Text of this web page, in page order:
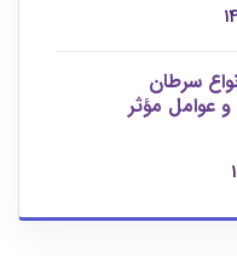
سرطان
و عوامل مؤثر